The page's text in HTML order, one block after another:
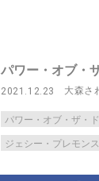
パワー・オブ・
2021.12.23 大森さ
パワー・オブ・ザ・
ジェシー・プレモンス